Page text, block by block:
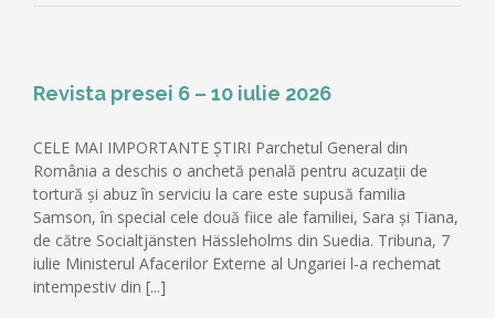
Revista presei 6 – 10 iulie 2026
CELE MAI IMPORTANTE ȘTIRI Parchetul General din
România a deschis o anchetă penală pentru acuzații de
tortură și abuz în serviciu la care este supusă familia
Samson, în special cele două fiice ale familiei, Sara și Tiana,
de către Socialtjänsten Hässleholms din Suedia. Tribuna, 7
iulie Ministerul Afacerilor Externe al Ungariei l-a rechemat
intempestiv din [...]